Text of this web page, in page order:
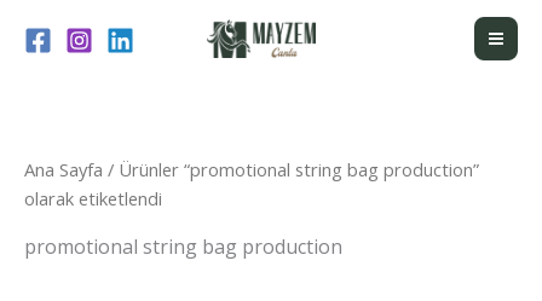
atla
Ana Sayfa / Ürünler “promotional string bag production”
olarak etiketlendi
promotional string bag production